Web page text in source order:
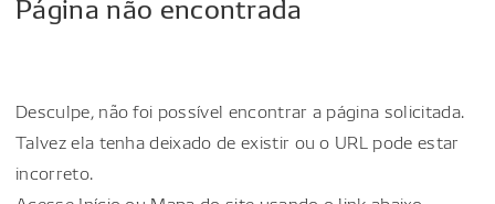
Desculpe, não foi possível encontrar a página solicitada.
Talvez ela tenha deixado de existir ou o URL pode estar
incorreto.